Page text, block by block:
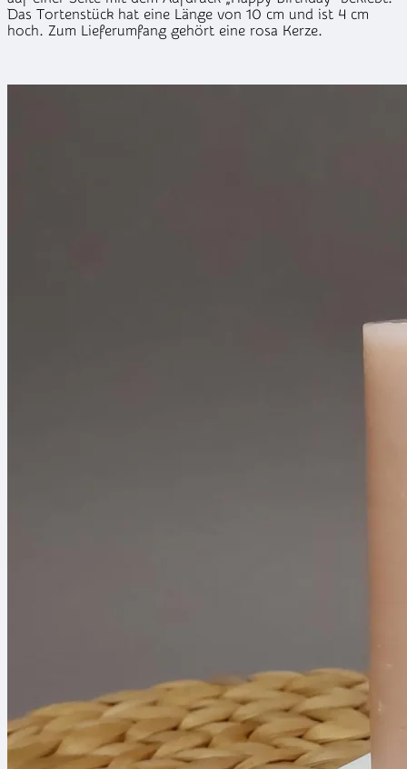
Das Tortenstück hat eine Länge von 10 cm und ist 4 cm
hoch. Zum Lieferumfang gehört eine rosa Kerze.